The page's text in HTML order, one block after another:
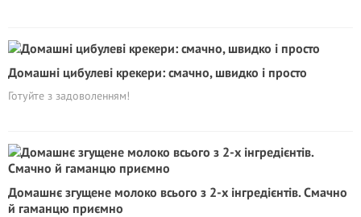
Домашні цибулеві крекери: смачно, швидко і просто
Готуйте з задоволенням!
Домашнє згущене молоко всього з 2-х інгредієнтів. Смачно
й гаманцю приємно